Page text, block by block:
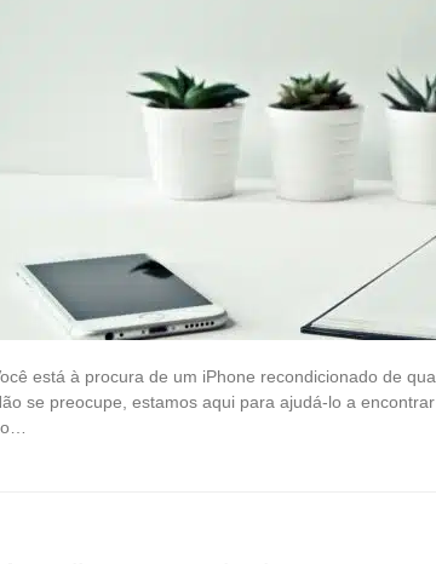
está à procura de um iPhone recondicionado de
se preocupe, estamos aqui para ajudá-lo a